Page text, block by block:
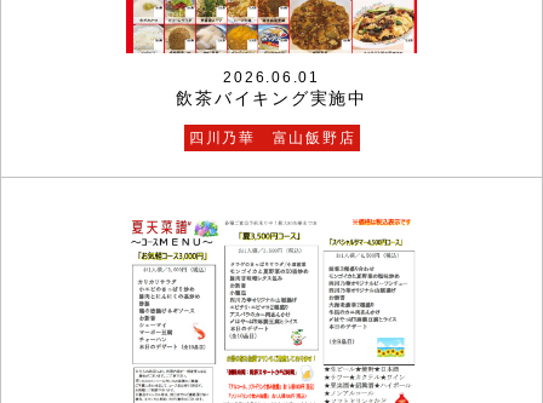
2026.06.01
飲茶バイキング実施中
四川乃華 富山飯野店